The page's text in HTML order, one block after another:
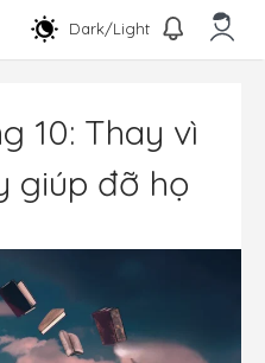
Dark/Light
10: Thay vì
giúp đỡ họ